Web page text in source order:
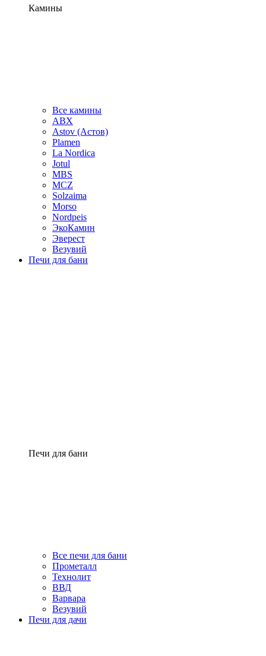
Камины
Все камины
ABX
Astov (Астов)
Plamen
La Nordica
Jotul
MBS
MCZ
Solzaima
Morso
Nordpeis
ЭкоКамин
Эверест
Везувий
Печи для бани
Печи для бани
Все печи для бани
Прометалл
Технолит
ВВД
Варвара
Везувий
Печи для дачи